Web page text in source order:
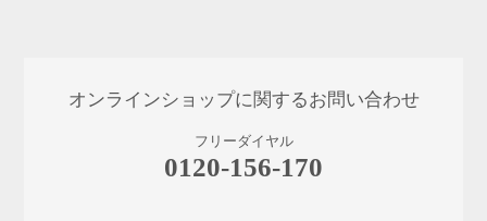
オンラインショップに関するお問い合わせ
フリーダイヤル
0120-156-170